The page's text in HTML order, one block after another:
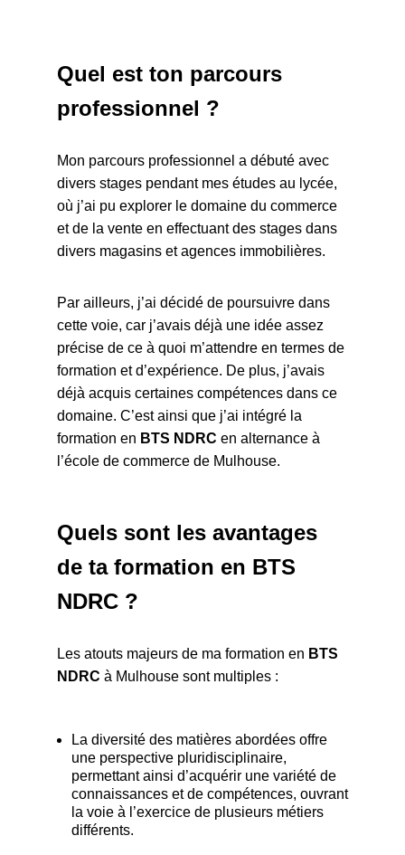
Quel est ton parcours
professionnel ?
Mon parcours professionnel a débuté avec
divers stages pendant mes études au lycée,
où j’ai pu explorer le domaine du commerce
et de la vente en effectuant des stages dans
divers magasins et agences immobilières.
Par ailleurs, j’ai décidé de poursuivre dans
cette voie, car j’avais déjà une idée assez
précise de ce à quoi m’attendre en termes de
formation et d’expérience. De plus, j’avais
déjà acquis certaines compétences dans ce
domaine. C’est ainsi que j’ai intégré la
formation en BTS NDRC en alternance à
l’école de commerce de Mulhouse.
Quels sont les avantages
de ta formation en BTS
NDRC ?
Les atouts majeurs de ma formation en BTS
NDRC à Mulhouse sont multiples :
La diversité des matières abordées offre
une perspective pluridisciplinaire,
permettant ainsi d’acquérir une variété de
connaissances et de compétences, ouvrant
la voie à l’exercice de plusieurs métiers
différents.